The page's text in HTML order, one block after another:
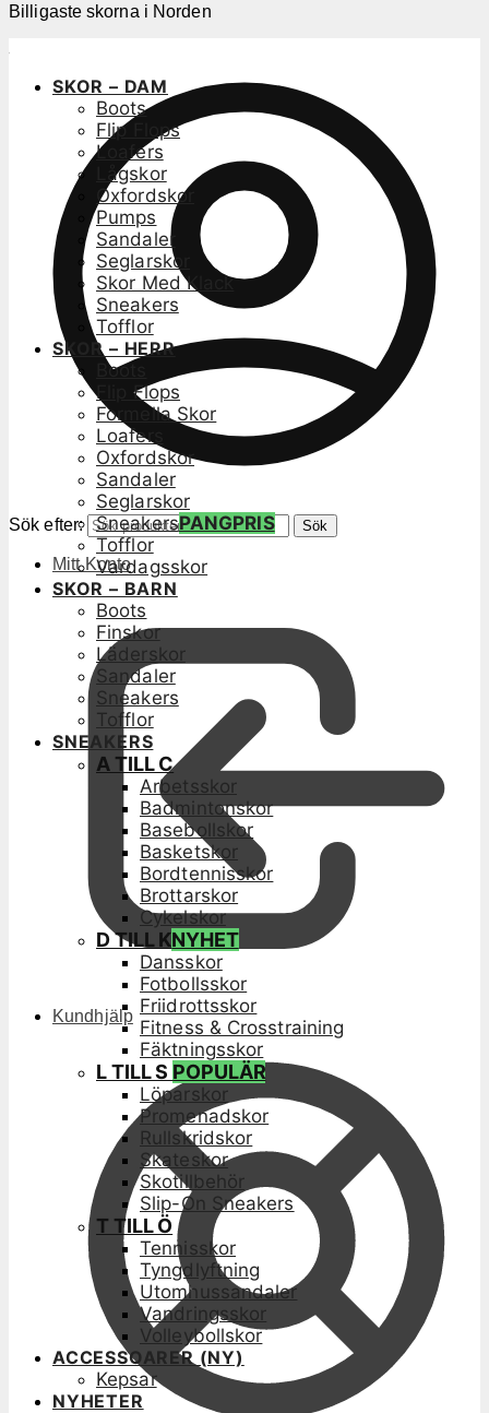
Billigaste skorna i Norden
Sök efter: Sök
Mitt Konto
Kundhjälp
SKOR – DAM
Boots
Flip Flops
Loafers
Lågskor
Oxfordskor
Pumps
Sandaler
Seglarskor
Skor Med Klack
Sneakers
Tofflor
SKOR – HERR
Boots
Flip Flops
Formella Skor
Loafers
Oxfordskor
Sandaler
Seglarskor
SneakersPANGPRIS
Tofflor
Vardagsskor
SKOR – BARN
Boots
Finskor
Läderskor
Sandaler
Sneakers
Tofflor
SNEAKERS
A TILL C
Arbetsskor
Badmintonskor
Basebollskor
Basketskor
Bordtennisskor
Brottarskor
Cykelskor
D TILL KNYHET
Dansskor
Fotbollsskor
Friidrottsskor
Fitness & Crosstraining
Fäktningsskor
L TILL S POPULÄR
Löparskor
Promenadskor
Rullskridskor
Skateskor
Skotillbehör
Slip-On Sneakers
T TILL Ö
Tennisskor
Tyngdlyftning
Utomhussandaler
Vandringsskor
Volleybollskor
ACCESSOARER (NY)
Kepsar
NYHETER